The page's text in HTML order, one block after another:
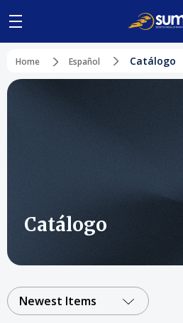
Home Español Catálogo
Catálogo
Newest Items